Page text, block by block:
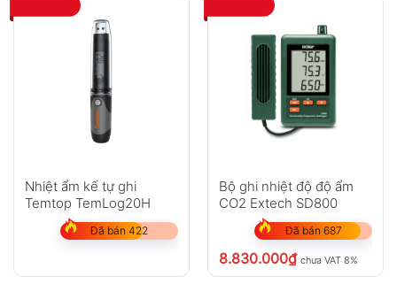
Nhiệt ẩm kế tự ghi
Temtop TemLog20H
Đã bán 422
Bộ ghi nhiệt độ độ ẩm
CO2 Extech SD800
Đã bán 687
8.830.000₫ chưa VAT 8%